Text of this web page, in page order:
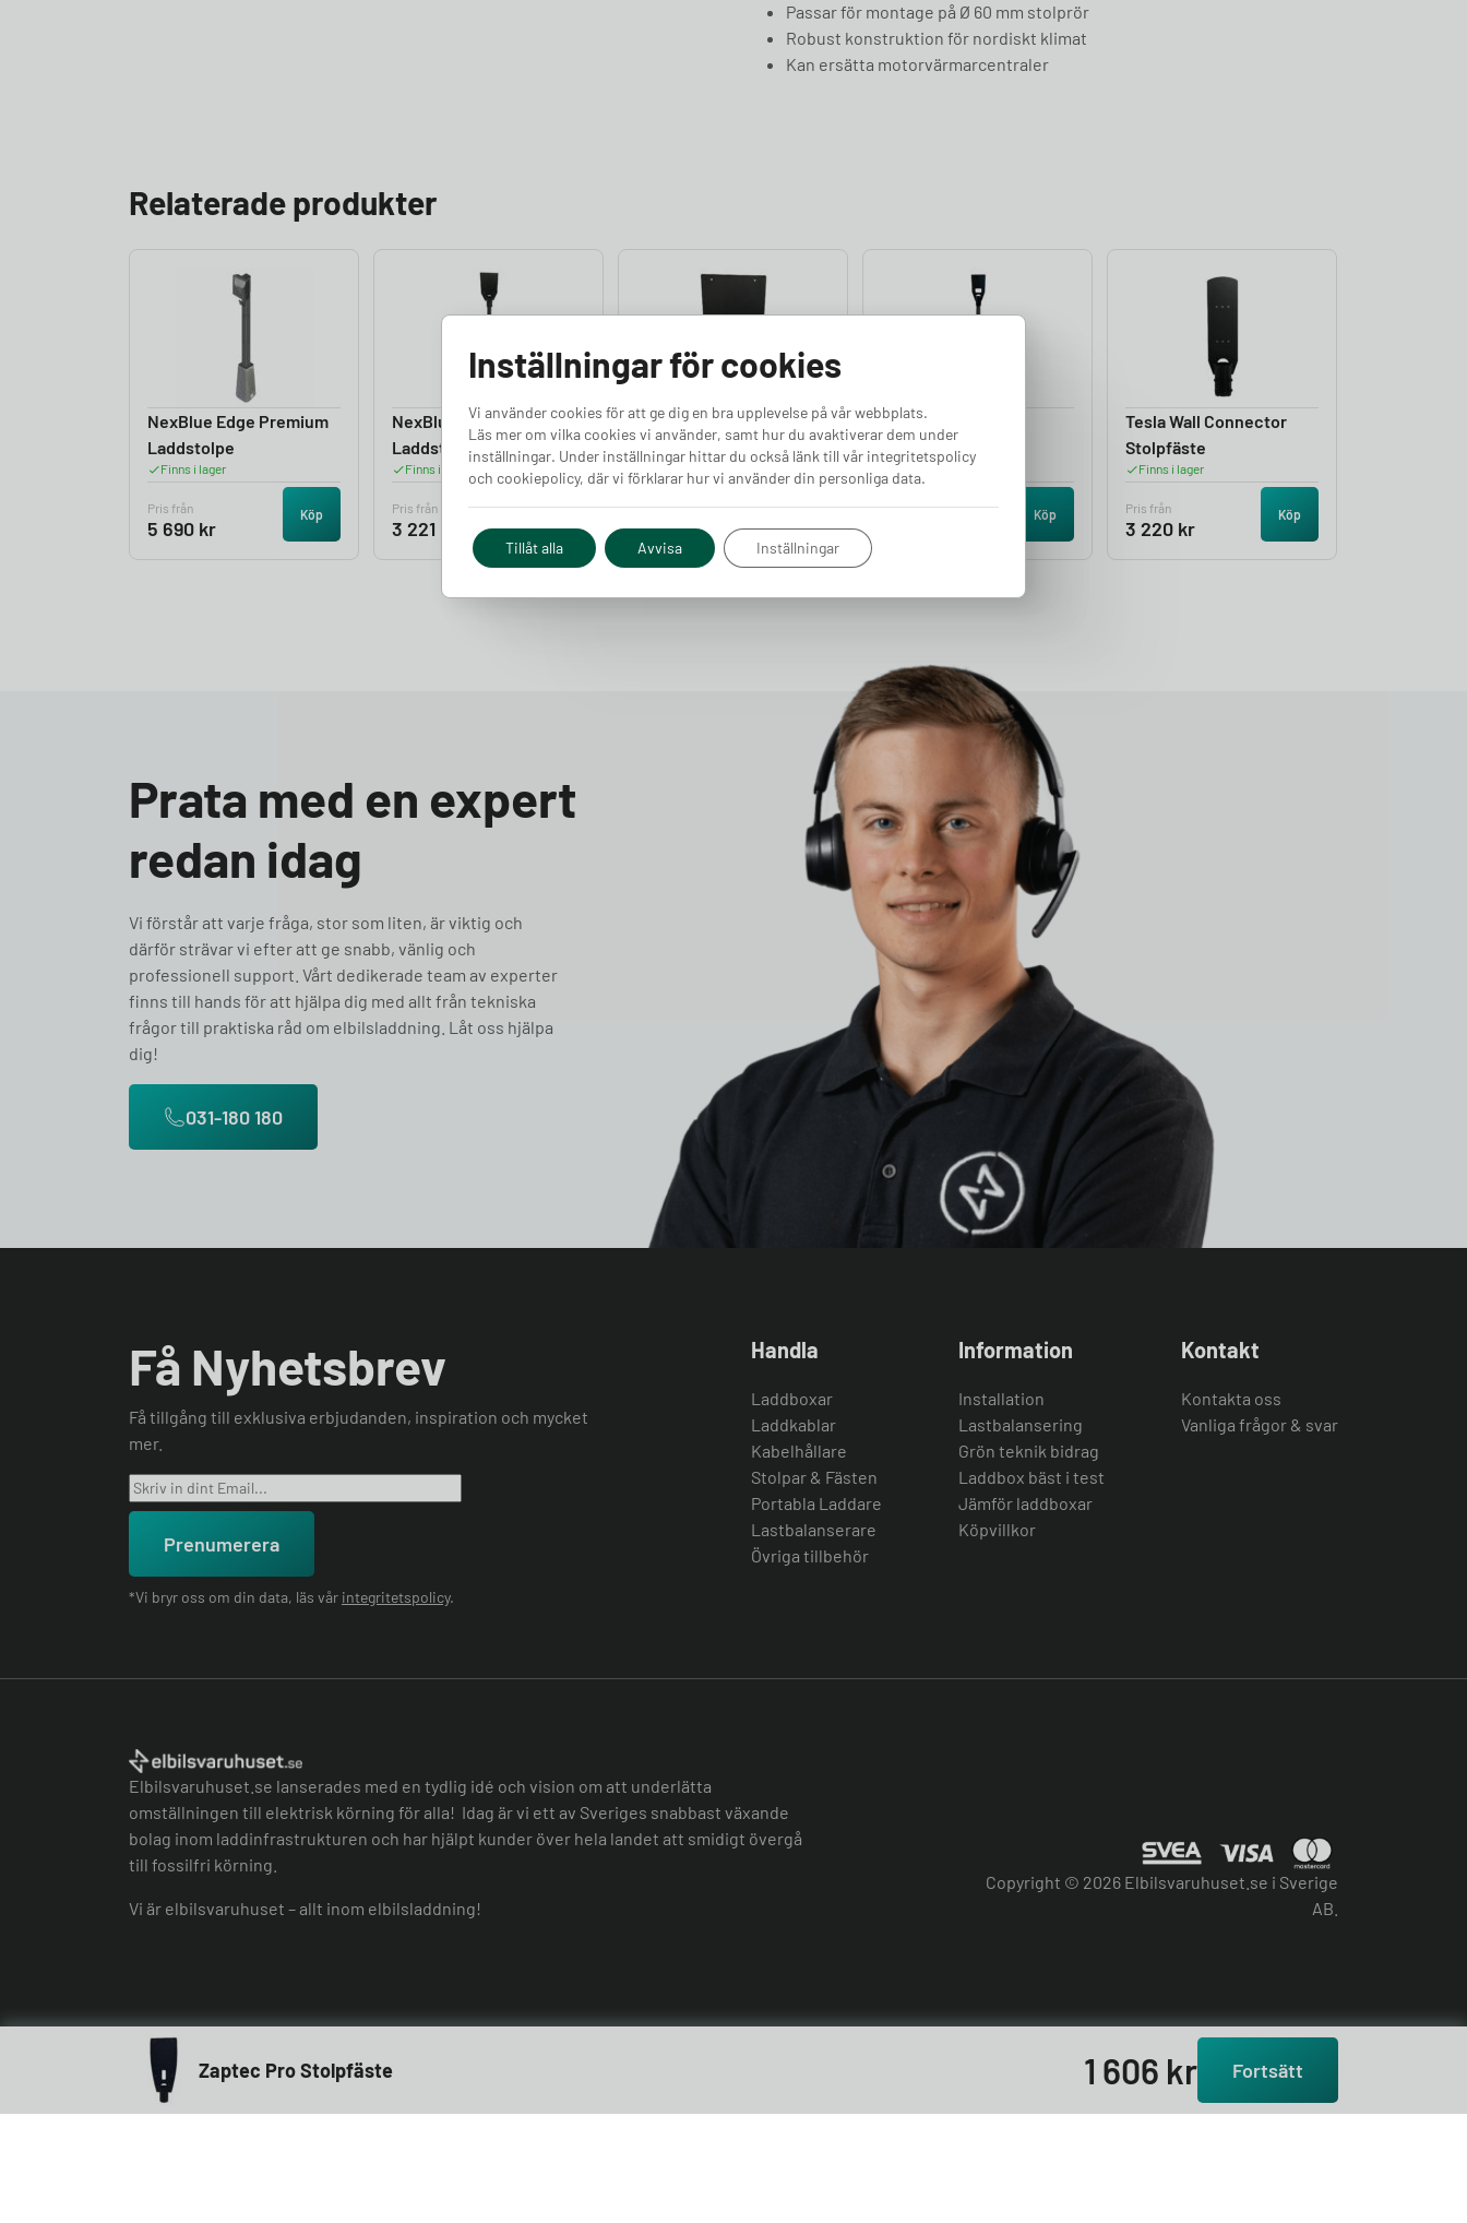
Passar för montage på Ø 60 mm stolprör
Robust konstruktion för nordiskt klimat
Kan ersätta motorvärmarcentraler
Relaterade produkter
NexBlue Edge Premium
Laddstolpe
Finns i lager
Pris från
5 690 kr
Köp
NexBlue Edge 2
Laddstolpe
Finns i lager
Pris från
3 221
NexBlue Edge 2
Stolpfäste
Finns i lager
Pris från
846kr
Easee Laddstolpe
Finns i lager
Pris från Köp
Tesla Wall Connector
Stolpfäste
Finns i lager
Pris från
3 220 kr
Köp
Prata med en expert
redan idag
Vi förstår att varje fråga, stor som liten, är viktig och
därför strävar vi efter att ge snabb, vänlig och
professionell support. Vårt dedikerade team av experter
finns till hands för att hjälpa dig med allt från tekniska
frågor till praktiska råd om elbilsladdning. Låt oss hjälpa
dig!
031-180 180
Få Nyhetsbrev
Få tillgång till exklusiva erbjudanden, inspiration och mycket
mer.
Prenumerera
*Vi bryr oss om din data, läs vår integritetspolicy.
Handla
Laddboxar
Laddkablar
Kabelhållare
Stolpar & Fästen
Portabla Laddare
Lastbalanserare
Övriga tillbehör
Information
Installation
Lastbalansering
Grön teknik bidrag
Laddbox bäst i test
Jämför laddboxar
Köpvillkor
Kontakt
Kontakta oss
Vanliga frågor & svar
Elbilsvaruhuset.se lanserades med en tydlig idé och vision om att underlätta
omställningen till elektrisk körning för alla! Idag är vi ett av Sveriges snabbast växande
bolag inom laddinfrastrukturen och har hjälpt kunder över hela landet att smidigt övergå
till fossilfri körning.
Vi är elbilsvaruhuset – allt inom elbilsladdning!
Copyright © 2026 Elbilsvaruhuset.se i Sverige
AB.
Inställningar för cookies
Vi använder cookies för att ge dig en bra upplevelse på vår webbplats.
Läs mer om vilka cookies vi använder, samt hur du avaktiverar dem under
inställningar. Under inställningar hittar du också länk till vår integritetspolicy
och cookiepolicy, där vi förklarar hur vi använder din personliga data.
Tillåt alla Avvisa Inställningar
Zaptec Pro Stolpfäste 1 606 kr Fortsätt